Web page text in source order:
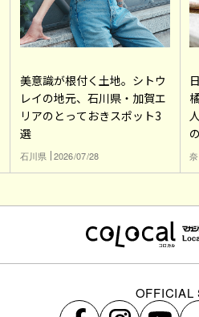
美意識が根付く土地。シトウ
レイの地元、石川県・加賀エ
リアのとっておきスポット3
選
石川県 2026/07/28
OFFICIAL